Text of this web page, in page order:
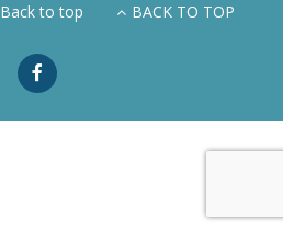
Back to top BACK TO TOP